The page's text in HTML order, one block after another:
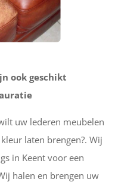
ook geschikt
uw lederen meubelen
laten brengen?. Wij
in Keent voor een
halen en brengen uw